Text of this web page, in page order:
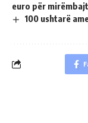
euro për
100 ushtarë